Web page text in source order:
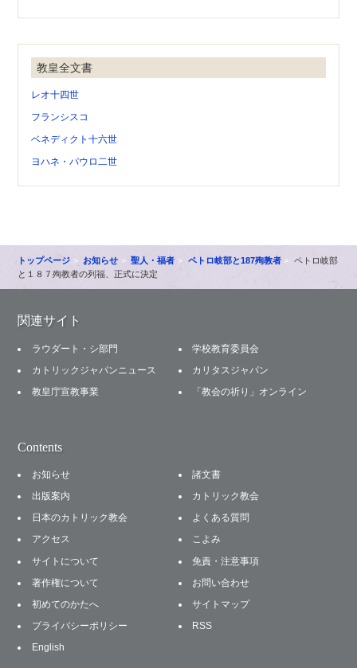
教皇全文書
レオ十四世
フランシスコ
ベネディクト十六世
ヨハネ・パウロ二世
トップページ お知らせ 聖人・福者 ペトロ岐部と187殉教者
ペトロ岐部
と１８７殉教者の列福、正式に決定
関連サイト
ラウダート・シ部門
学校教育委員会
カトリックジャパンニュース
カリタスジャパン
教皇庁宣教事業
「教会の祈り」オンライン
Contents
お知らせ
諸文書
出版案内
カトリック教会
日本のカトリック教会
よくある質問
アクセス
こよみ
サイトについて
免責・注意事項
著作権について
お問い合わせ
初めてのかたへ
サイトマップ
プライバシーポリシー
RSS
English